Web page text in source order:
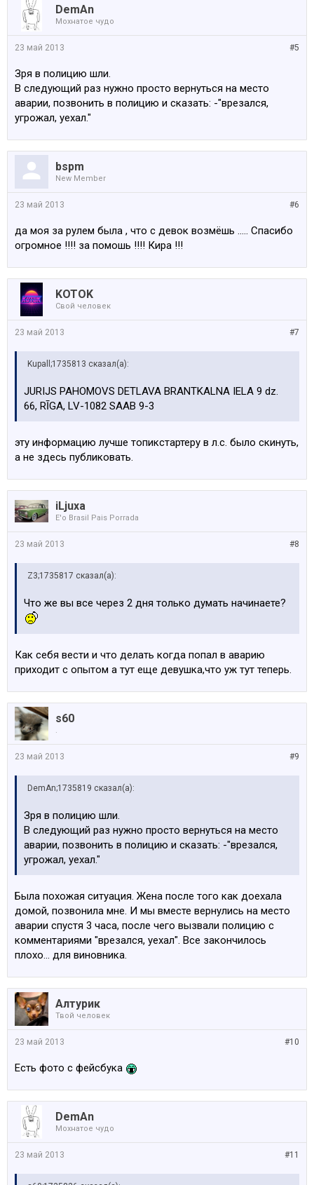
DemAn
Мохнатое чудо
#5
23 май 2013
Зря в полицию шли.
В следующий раз нужно просто вернуться на место
аварии, позвонить в полицию и сказать: -"врезался,
угрожал, уехал."
bspm
New Member
#6
23 май 2013
да моя за рулем была , что с девок возмёшь ..... Спасибо
огромное !!!! за помошь !!!! Кира !!!
KOTOK
Свой человек
#7
23 май 2013
Kupall;1735813 сказал(а):
JURIJS PAHOMOVS DETLAVA BRANTKALNA IELA 9 dz.
66, RĪGA, LV-1082 SAAB 9-3
эту информацию лучше топикстартеру в л.с. было скинуть,
а не здесь публиковать.
iLjuxa
E'o Brasil Pais Porrada
#8
23 май 2013
Z3;1735817 сказал(а):
Что же вы все через 2 дня только думать начинаете?
Как себя вести и что делать когда попал в аварию
приходит с опытом а тут еще девушка,что уж тут теперь.
s60
.
#9
23 май 2013
DemAn;1735819 сказал(а):
Зря в полицию шли.
В следующий раз нужно просто вернуться на место
аварии, позвонить в полицию и сказать: -"врезался,
угрожал, уехал."
Была похожая ситуация. Жена после того как доехала
домой, позвонила мне. И мы вместе вернулись на место
аварии спустя 3 часа, после чего вызвали полицию с
комментариями "врезался, уехал". Все закончилось
плохо... для виновника.
Алтурик
Твой человек
#10
23 май 2013
Есть фото с фейсбука
DemAn
Мохнатое чудо
#11
23 май 2013